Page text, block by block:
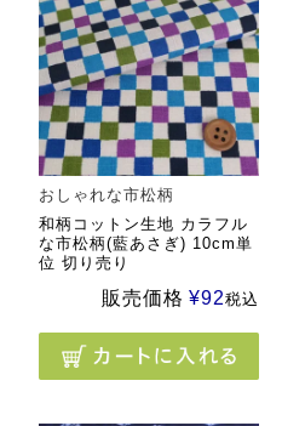
おしゃれな市松柄
和柄コットン生地 カラフル
な市松柄(藍あさぎ) 10cm単
位 切り売り
販売価格 ¥92税込